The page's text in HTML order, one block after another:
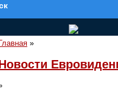
Главная »